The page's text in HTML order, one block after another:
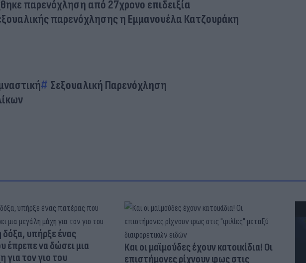
παρενόχληση από 27χρονο επιδειξία
παρενόχλησης η Εμμανουέλα Κατζουράκη
Σεξουαλική Παρενόχληση
δόξα, υπήρξε ένας
έπρεπε να δώσει μια
για τον γιο του
Και οι μαϊμούδες έχουν κατοικίδια! Οι
επιστήμονες ρίχνουν φως στις